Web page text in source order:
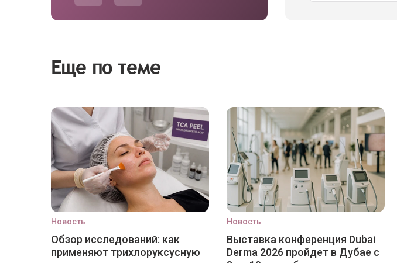
Еще по теме
Новость
Обзор исследований: как
применяют трихлоруксусную
Новость
Выставка конференция Dubai
Derma 2026 пройдет в Дубае с